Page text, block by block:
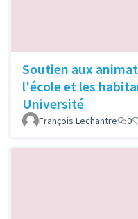
Soutien aux
l'école et les
Université
François Lechantre 0